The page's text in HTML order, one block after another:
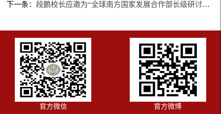
下一条：段鹏校长应邀为“全球南方国家发展合作部长级研讨班”作开班首讲
官方微信 官方微博